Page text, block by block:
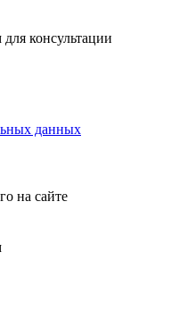
консультации
данных
на сайте